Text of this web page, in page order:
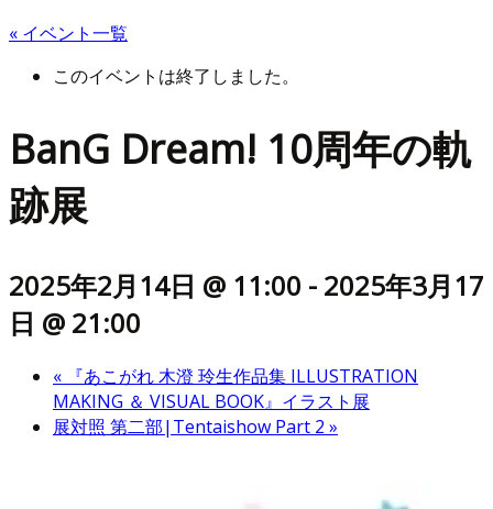
« イベント一覧
このイベントは終了しました。
BanG Dream! 10周年の軌
跡展
2025年2月14日 @ 11:00 - 2025年3月17
日 @ 21:00
« 『あこがれ 木澄 玲生作品集 ILLUSTRATION
MAKING ＆ VISUAL BOOK』イラスト展
展対照 第二部|Tentaishow Part 2 »